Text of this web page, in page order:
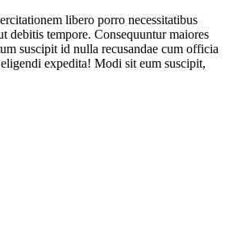
libero porro necessitatibus
debitis tempore. Consequuntur maiores
suscipit id nulla recusandae cum officia
expedita! Modi sit eum suscipit,